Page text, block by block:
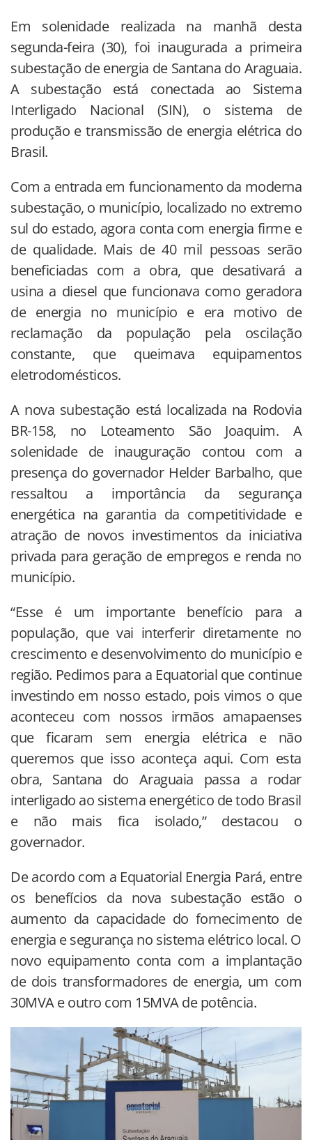
Em solenidade realizada na manhã desta
segunda-feira (30), foi inaugurada a primeira
subestação de energia de Santana do Araguaia.
A subestação está conectada ao Sistema
Interligado Nacional (SIN), o sistema de
produção e transmissão de energia elétrica do
Brasil.
Com a entrada em funcionamento da moderna
subestação, o município, localizado no extremo
sul do estado, agora conta com energia firme e
de qualidade. Mais de 40 mil pessoas serão
beneficiadas com a obra, que desativará a
usina a diesel que funcionava como geradora
de energia no município e era motivo de
reclamação da população pela oscilação
constante, que queimava equipamentos
eletrodomésticos.
A nova subestação está localizada na Rodovia
BR-158, no Loteamento São Joaquim. A
solenidade de inauguração contou com a
presença do governador Helder Barbalho, que
ressaltou a importância da segurança
energética na garantia da competitividade e
atração de novos investimentos da iniciativa
privada para geração de empregos e renda no
município.
“Esse é um importante benefício para a
população, que vai interferir diretamente no
crescimento e desenvolvimento do município e
região. Pedimos para a Equatorial que continue
investindo em nosso estado, pois vimos o que
aconteceu com nossos irmãos amapaenses
que ficaram sem energia elétrica e não
queremos que isso aconteça aqui. Com esta
obra, Santana do Araguaia passa a rodar
interligado ao sistema energético de todo Brasil
e não mais fica isolado,” destacou o
governador.
De acordo com a Equatorial Energia Pará, entre
os benefícios da nova subestação estão o
aumento da capacidade do fornecimento de
energia e segurança no sistema elétrico local. O
novo equipamento conta com a implantação
de dois transformadores de energia, um com
30MVA e outro com 15MVA de potência.